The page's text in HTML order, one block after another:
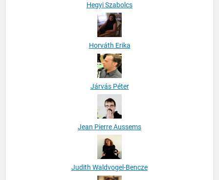
Hegyi Szabolcs
Horváth Erika
Járvás Péter
Jean Pierre Aussems
Judith Waldvogel-Bencze